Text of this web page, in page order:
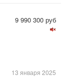
13 января 2025
9 990 300 руб